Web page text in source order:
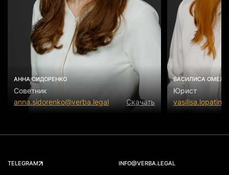
АННА СИДОРЕНКО
Советник
anna.sidorenko@verba.legal
Скачать
ВАСИЛИСА
Юрист
TELEGRAM INFO@VERBA.LEGAL